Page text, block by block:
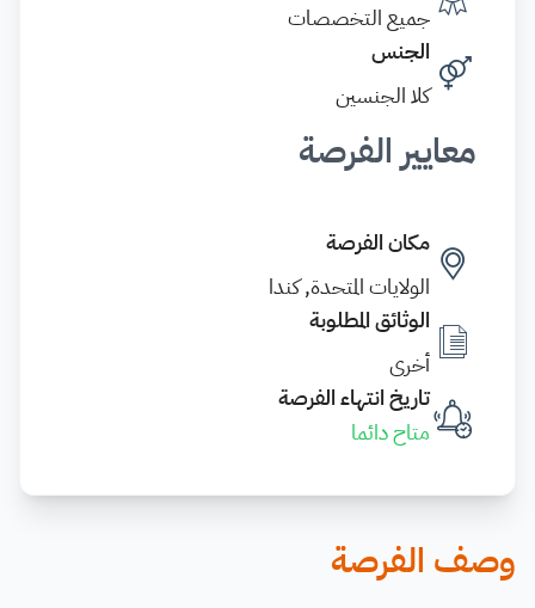
جميع التخصصات
الجنس
كلا الجنسين
معايير الفرصة
مكان الفرصة
الولايات المتحدة, كندا
الوثائق المطلوبة
أخرى
تاريخ انتهاء الفرصة
متاح دائما
وصف الفرصة